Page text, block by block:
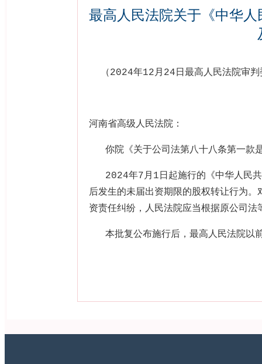
最高人民法院关于《中华
（2024年12月 24 日最高人民法院审
河南省高级人民法院：
你院《关于公司法第八十八条第一款
2024年7月 1 日起施行的《中华人民
后发生的未届出资期限的股权转让行为。
资责任纠纷，人民法院应当根据原公司
本批复公布施行后，最高人民法院以